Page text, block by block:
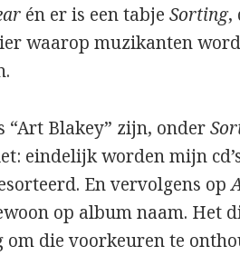
én er is een tabjeSorting,
waarop muzikanten
“Art Blakey” zijn, onder
eindelijk worden mijn
En vervolgens op
op album naam. Het
die voorkeuren te